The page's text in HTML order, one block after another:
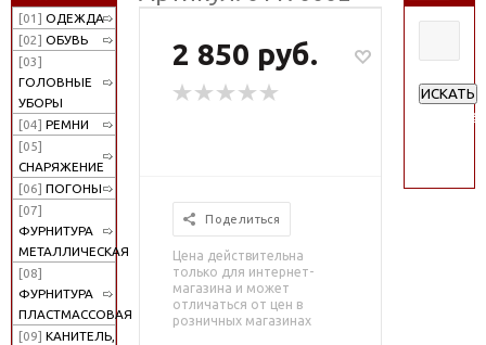
[01] ОДЕЖДА
[02] ОБУВЬ
[03]
ГОЛОВНЫЕ
УБОРЫ
[04] РЕМНИ
[05]
СНАРЯЖЕНИЕ
[06] ПОГОНЫ
[07]
ФУРНИТУРА
МЕТАЛЛИЧЕСКАЯ
[08]
ФУРНИТУРА
ПЛАСТМАССОВАЯ
[09] КАНИТЕЛЬ,
2 850 руб.
Поделиться
Цена действительна
только для интернет-
магазина и может
отличаться от цен в
розничных магазинах
ИСКАТЬ